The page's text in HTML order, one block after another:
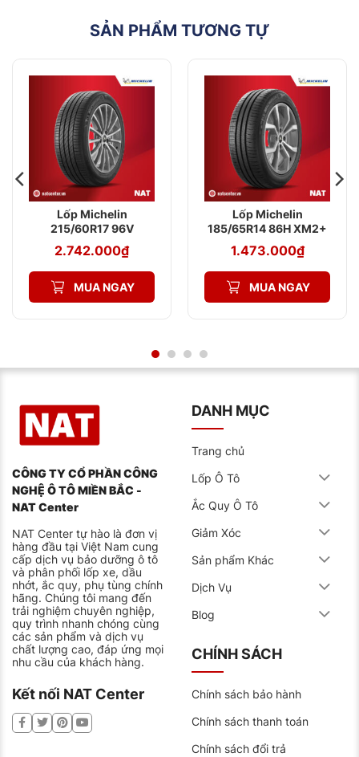
SẢN PHẨM TƯƠNG TỰ
Lốp Michelin
215/60R17 96V
Primacy 4 ST
2.742.000₫
MUA NGAY
Lốp Michelin
185/65R14 86H XM2+
1.473.000₫
MUA NGAY
CÔNG TY CỔ PHẦN CÔNG
NGHỆ Ô TÔ MIỀN BẮC -
NAT Center
NAT Center tự hào là đơn vị
hàng đầu tại Việt Nam cung
cấp dịch vụ bảo dưỡng ô tô
và phân phối lốp xe, dầu
nhớt, ắc quy, phụ tùng chính
hãng. Chúng tôi mang đến
trải nghiệm chuyên nghiệp,
quy trình nhanh chóng cùng
các sản phẩm và dịch vụ
chất lượng cao, đáp ứng mọi
nhu cầu của khách hàng.
Kết nối NAT Center
DANH MỤC
Trang chủ
Lốp Ô Tô
Ắc Quy Ô Tô
Giảm Xóc
Sản phẩm Khác
Dịch Vụ
Blog
CHÍNH SÁCH
Chính sách bảo hành
Chính sách thanh toán
Chính sách đổi trả